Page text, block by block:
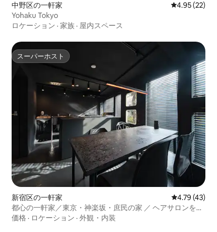
中野区の一軒家 レビュー22
4.95 (22)
Yohaku Tokyo
ロケーション · 家族 · 屋内スペース
スーパーホスト
スーパーホスト
新宿区の一軒家 レビュー43
4.79 (43)
都心の一軒家／東京・神楽坂・庶民の家 ／ ヘアサロンをリ
ノベーションした宿／四十八茶百鼠/B090
価格 · ロケーション · 外観・内装